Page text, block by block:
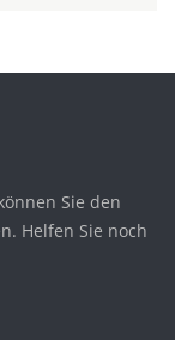
Sie den
Helfen Sie noch